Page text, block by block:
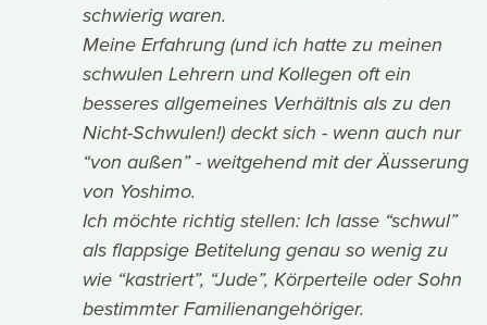
schwierig waren.
Meine Erfahrung (und ich hatte zu meinen
schwulen Lehrern und Kollegen oft ein
besseres allgemeines Verhältnis als zu den
Nicht-Schwulen!) deckt sich - wenn auch nur
“von außen” - weitgehend mit der Äusserung
von Yoshimo.
Ich möchte richtig stellen: Ich lasse “schwul”
als flappsige Betitelung genau so wenig zu
wie “kastriert”, “Jude”, Körperteile oder Sohn
bestimmter Familienangehöriger.